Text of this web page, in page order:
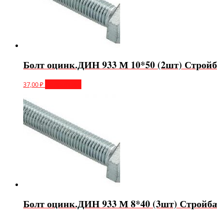
Болт оцинк.ДИН 933 М 10*50 (2шт)
37,00₽
Болт оцинк.ДИН 933 М 8*40 (3шт)